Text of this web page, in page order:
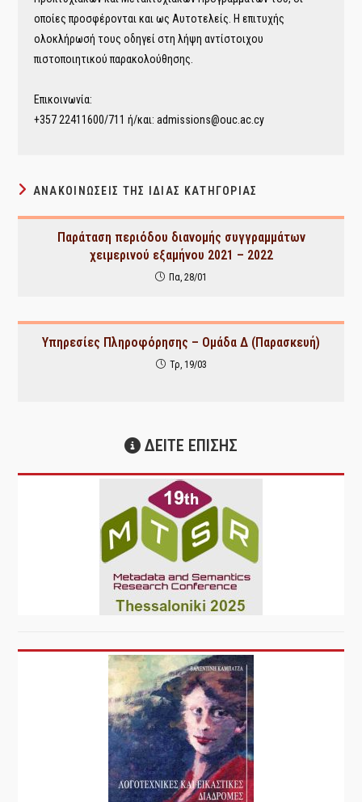
οποίες προσφέρονται και ως Αυτοτελείς. Η επιτυχής
ολοκλήρωσή τους οδηγεί στη λήψη αντίστοιχου
πιστοποιητικού παρακολούθησης.
Επικοινωνία:
+357 22411600/711 ή/και: admissions@ouc.ac.cy
ΑΝΑΚΟΙΝΏΣΕΙΣ ΤΗΣ ΊΔΙΑΣ ΚΑΤΗΓΟΡΊΑΣ
Παράταση περιόδου διανομής συγγραμμάτων
χειμερινού εξαμήνου 2021 – 2022
Πα, 28/01
Υπηρεσίες Πληροφόρησης – Ομάδα Δ (Παρασκευή)
Τρ, 19/03
ΔΕΙΤΕ ΕΠΙΣΗΣ